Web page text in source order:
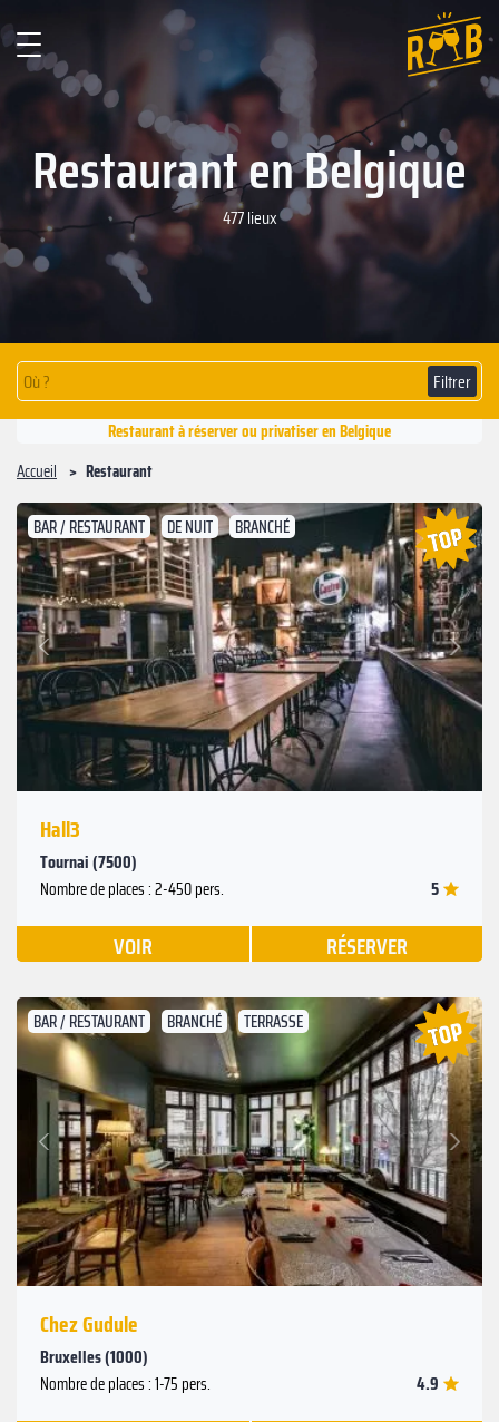
Restaurant en Belgique
477 lieux
Filtrer
Restaurant à réserver ou privatiser en Belgique
Accueil
Restaurant
BAR / RESTAURANT DE NUIT BRANCHÉ
Précédent
Suivant
Hall3
Tournai (7500)
Nombre de places : 2-450 pers. 5
VOIR RÉSERVER
BAR / RESTAURANT BRANCHÉ TERRASSE
Précédent
Suivant
Chez Gudule
Bruxelles (1000)
Nombre de places : 1-75 pers. 4.9